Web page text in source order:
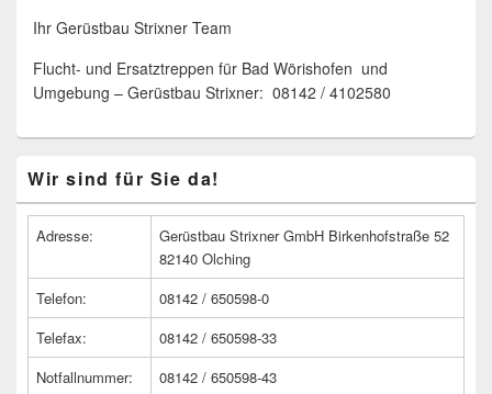
Ihr Gerüstbau Strixner Team
Flucht- und Ersatztreppen für Bad Wörishofen und
Umgebung – Gerüstbau Strixner: 08142 / 4102580
Seitenleisten
Widget-
Wir sind für Sie da!
Adresse:
Gerüstbau Strixner GmbH Birkenhofstraße 52
82140 Olching
Telefon:
08142 / 650598-0
Telefax:
08142 / 650598-33
Notfallnummer:
08142 / 650598-43